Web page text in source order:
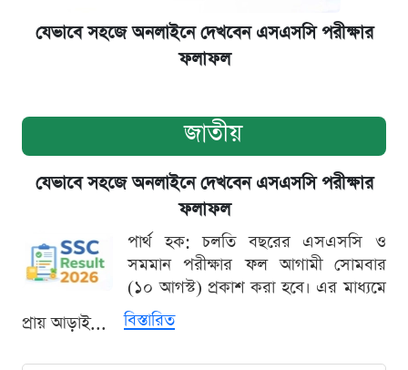
যেভাবে সহজে অনলাইনে দেখবেন এসএসসি পরীক্ষার
ফলাফল
জাতীয়
যেভাবে সহজে অনলাইনে দেখবেন এসএসসি পরীক্ষার
ফলাফল
পার্থ হক: চলতি বছরের এসএসসি ও
সমমান পরীক্ষার ফল আগামী সোমবার
(১০ আগস্ট) প্রকাশ করা হবে। এর মাধ্যমে
প্রায় আড়াই...
বিস্তারিত